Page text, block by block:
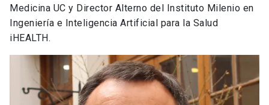
Medicina UC y Director Alterno del Instituto Milenio en
Ingeniería e Inteligencia Artificial para la Salud
iHEALTH.